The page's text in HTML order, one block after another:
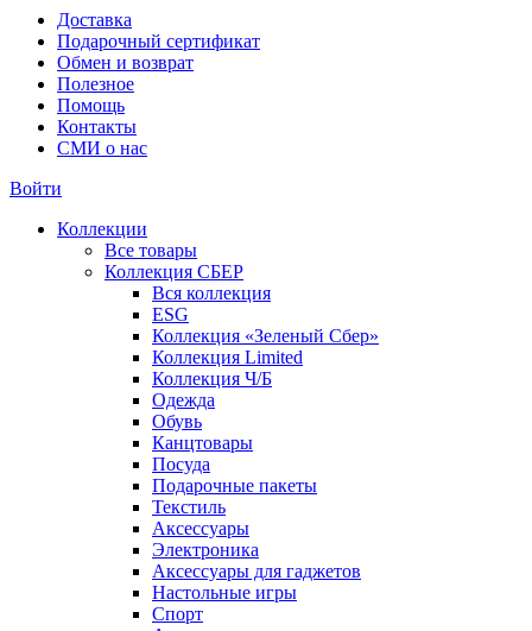
Доставка
Подарочный сертификат
Обмен и возврат
Полезное
Помощь
Контакты
СМИ о нас
Войти
Коллекции
Все товары
Коллекция СБЕР
Вся коллекция
ESG
Коллекция «Зеленый Сбер»
Коллекция Limited
Коллекция Ч/Б
Одежда
Обувь
Канцтовары
Посуда
Подарочные пакеты
Текстиль
Аксессуары
Электроника
Аксессуары для гаджетов
Настольные игры
Спорт